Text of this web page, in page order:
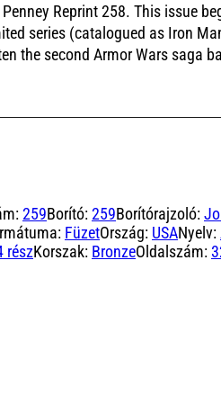
Reprint 258. This issue
series (catalogued as Iron
the second Armor Wars saga
259Borító:259Borítórajzoló:
FüzetOrszág: USANyelv:
részKorszak: BronzeOldalszám: